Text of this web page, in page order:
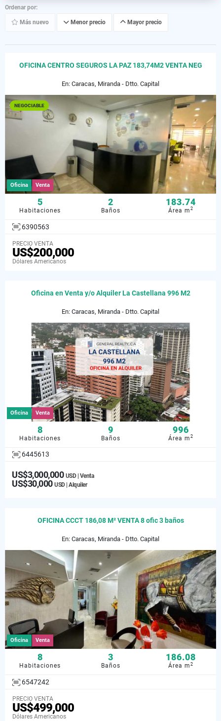
Ordenar por:
Más nuevo Menor precio Mayor precio
OFICINA CENTRO SEGUROS LA PAZ 183,74M2 VENTA NEG
En: Caracas, Miranda - Dtto. Capital
NEGOCIABLE
Oficina Venta
5
Habitaciones
2
Baños
183.74
Área m2
6390563
PRECIO VENTA
US$200,000
Dólares Americanos
Oficina en Venta y/o Alquiler La Castellana 996 M2
En: Caracas, Miranda - Dtto. Capital
Oficina Venta
8
Habitaciones
9
Baños
996
Área m2
6445613
US$3,000,000 USD | Venta
US$30,000 USD | Alquiler
OFICINA CCCT 186,08 M² VENTA 8 ofic 3 baños
En: Caracas, Miranda - Dtto. Capital
Oficina Venta
8
Habitaciones
3
Baños
186.08
Área m2
6547242
PRECIO VENTA
US$499,000
Dólares Americanos